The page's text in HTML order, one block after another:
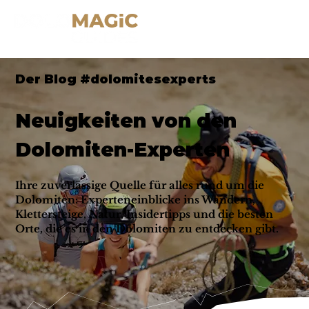
Der Blog #dolomitesexperts
Neuigkeiten von den
Dolomiten-Experten
Ihre zuverlässige Quelle für alles rund um die
Dolomiten: Experteneinblicke ins Wandern,
Klettersteige, Natur, Insidertipps und die besten
Orte, die es in den Dolomiten zu entdecken gibt.